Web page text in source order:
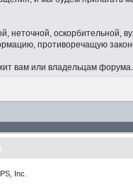
оскорбительной,
противоречащую
вам или владельцам форума.
Inc